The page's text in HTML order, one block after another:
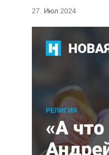
27. Июл 2024